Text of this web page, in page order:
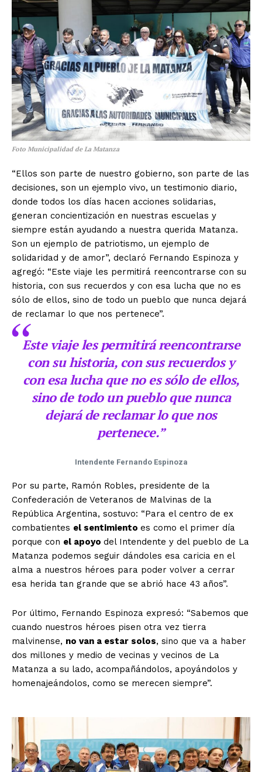
Foto Municipalidad de La Matanza
“Ellos son parte de nuestro gobierno, son parte de las
decisiones, son un ejemplo vivo, un testimonio diario,
donde todos los días hacen acciones solidarias,
generan concientización en nuestras escuelas y
siempre están ayudando a nuestra querida Matanza.
Son un ejemplo de patriotismo, un ejemplo de
solidaridad y de amor”, declaró Fernando Espinoza y
agregó: “Este viaje les permitirá reencontrarse con su
historia, con sus recuerdos y con esa lucha que no es
sólo de ellos, sino de todo un pueblo que nunca dejará
de reclamar lo que nos pertenece”.
Este viaje les permitirá reencontrarse
con su historia, con sus recuerdos y
con esa lucha que no es sólo de ellos,
sino de todo un pueblo que nunca
dejará de reclamar lo que nos
pertenece.”
Intendente Fernando Espinoza
Por su parte, Ramón Robles, presidente de la
Confederación de Veteranos de Malvinas de la
República Argentina, sostuvo: “Para el centro de ex
combatientes el sentimiento es como el primer día
porque con el apoyo del Intendente y del pueblo de La
Matanza podemos seguir dándoles esa caricia en el
alma a nuestros héroes para poder volver a cerrar
esa herida tan grande que se abrió hace 43 años”.
Por último, Fernando Espinoza expresó: “Sabemos que
cuando nuestros héroes pisen otra vez tierra
malvinense, no van a estar solos, sino que va a haber
dos millones y medio de vecinas y vecinos de La
Matanza a su lado, acompañándolos, apoyándolos y
homenajeándolos, como se merecen siempre”.